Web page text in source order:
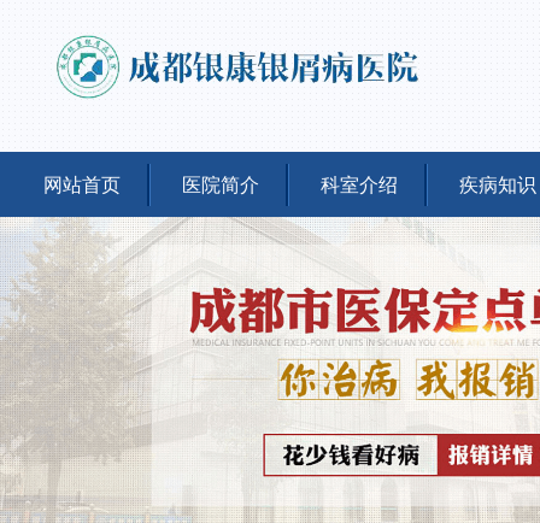
网站首页 医院简介 科室介绍 疾病知识